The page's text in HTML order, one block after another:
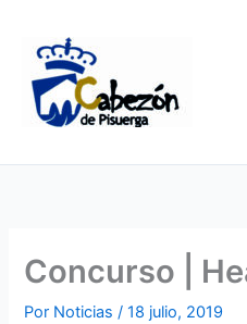
contenido
Concurso |
Por Noticias/18 julio, 2019